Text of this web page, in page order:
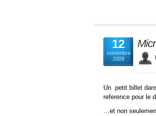
12
novembre
2009
Un petit billet
reference pour le
…et non